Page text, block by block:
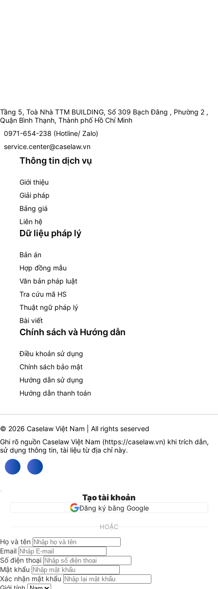
Tầng 5, Toà Nhà TTM BUILDING, Số 309 Bạch Đằng , Phường 2 ,
Quận Bình Thạnh, Thành phố Hồ Chí Minh
0971-654-238 (Hotline/ Zalo)
service.center@caselaw.vn
Thông tin dịch vụ
Giới thiệu
Giải pháp
Bảng giá
Liên hệ
Dữ liệu pháp lý
Bản án
Hợp đồng mẫu
Văn bản pháp luật
Tra cứu mã HS
Thuật ngữ pháp lý
Bài viết
Chính sách và Hướng dẫn
Điều khoản sử dụng
Chính sách bảo mật
Hướng dẫn sử dụng
Hướng dẫn thanh toán
© 2026 Caselaw Việt Nam | All rights seserved
Ghi rõ nguồn Caselaw Việt Nam (https://caselaw.vn) khi trích dẫn,
sử dụng thông tin, tài liệu từ địa chỉ này.
Tạo tài khoản
Đăng ký bằng Google
HOẶC
Họ và tên
Email
Số điện thoại
Mật khẩu
Xác nhận mật khẩu